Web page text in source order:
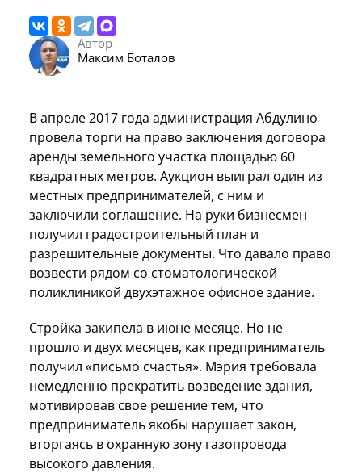
Автор
Максим Боталов
В апреле 2017 года администрация Абдулино
провела торги на право заключения договора
аренды земельного участка площадью 60
квадратных метров. Аукцион выиграл один из
местных предпринимателей, с ним и
заключили соглашение. На руки бизнесмен
получил градостроительный план и
разрешительные документы. Что давало право
возвести рядом со стоматологической
поликлиникой двухэтажное офисное здание.
Стройка закипела в июне месяце. Но не
прошло и двух месяцев, как предприниматель
получил «письмо счастья». Мэрия требовала
немедленно прекратить возведение здания,
мотивировав свое решение тем, что
предприниматель якобы нарушает закон,
вторгаясь в охранную зону газопровода
высокого давления.